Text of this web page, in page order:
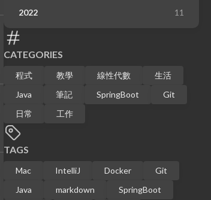
2022 11
CATEGORIES
程式 教學 線性代數
生活
Java
筆記 SpringBoot
Git
日常
工作
TAGS
Mac IntelliJ Docker
Git
Java
markdown
SpringBoot